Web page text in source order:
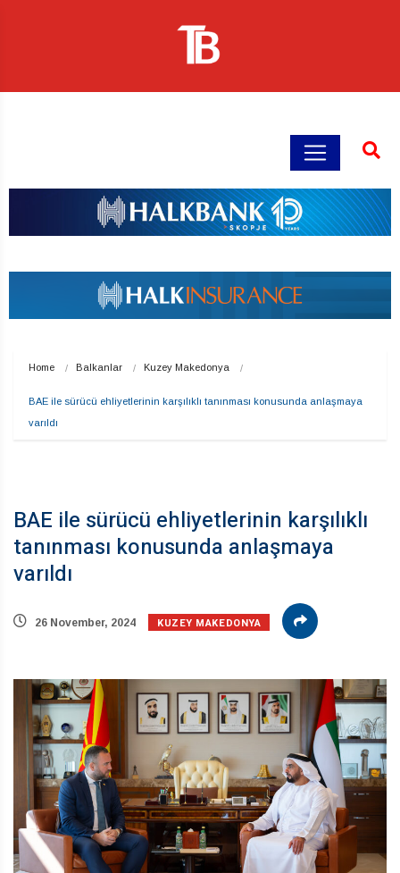
Home Balkanlar Kuzey Makedonya
BAE ile sürücü ehliyetlerinin karşılıklı tanınması konusunda anlaşmaya
varıldı
BAE ile sürücü ehliyetlerinin karşılıklı
tanınması konusunda anlaşmaya
varıldı
26 November, 2024 KUZEY MAKEDONYA